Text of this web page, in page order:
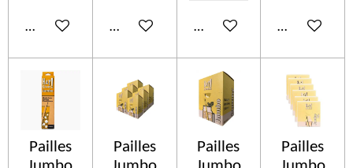
Add to cart Add to cart Add to cart Add to cart
Pailles
Pailles
Pailles
Pailles